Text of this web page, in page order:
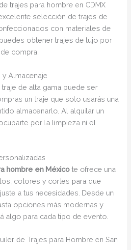
trajes para hombre en CDMX
selección de trajes de
con materiales de
obtener trajes de lujo por
compra.
y Almacenaje
de alta gama puede ser
un traje que solo usarás una
almacenarlo. Al alquilar un
por la limpieza ni el
hombre en México te ofrece una
colores y cortes para que
a tus necesidades. Desde un
opciones más modernas y
algo para cada tipo de evento.
de Trajes para Hombre en San